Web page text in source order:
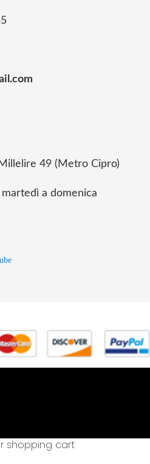
49 (Metro Cipro)
a domenica
shopping cart